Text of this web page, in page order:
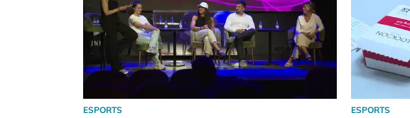
ESPORTS ESPORTS